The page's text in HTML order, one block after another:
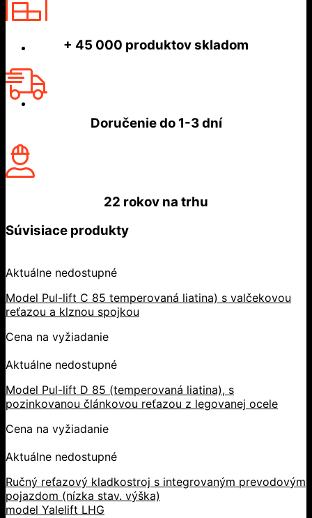
+ 45 000 produktov skladom
Doručenie do1-3 dní
22 rokov na trhu
Súvisiace produkty
Aktuálne nedostupné
Model Pul-lift C 85 temperovaná liatina) s valčekovou
reťazou a klznou spojkou
Cena na vyžiadanie
Aktuálne nedostupné
Model Pul-lift D 85 (temperovaná liatina), s
pozinkovanou článkovou reťazou z legovanej ocele
Cena na vyžiadanie
Aktuálne nedostupné
Ručný reťazový kladkostroj s integrovaným prevodovým
pojazdom (nízka stav. výška)
model Yalelift LHG